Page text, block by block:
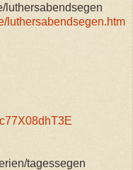
luthersabendsegen
luthersabendsegen.htm
tagessegen